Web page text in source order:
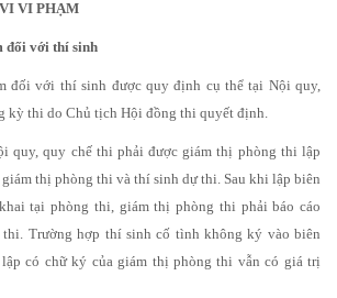
VI PHẠM
đối với thí sinh
đối với thí sinh được quy định cụ thể tại Nội quy,
kỳ thi do Chủ tịch Hội đồng thi quyết định.
quy, quy chế thi phải được giám thị phòng thi lập
thị phòng thi và thí sinh dự thi. Sau khi lập biên
tại phòng thi, giám thị phòng thi phải báo cáo
Trường hợp thí sinh cố tình không ký vào biên
có chữ ký của giám thị phòng thi vẫn có giá trị